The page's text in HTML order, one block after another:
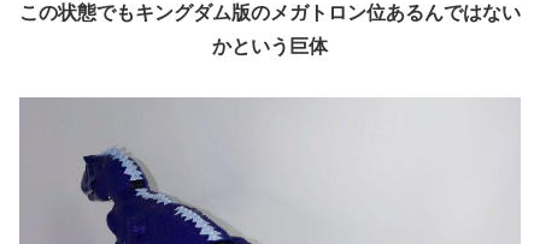
この状態でもキングダム版のメガトロン位あるんではない
かという巨体